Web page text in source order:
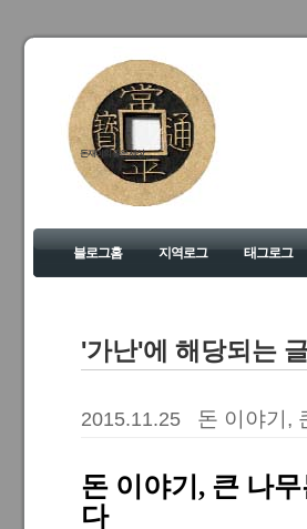
돈재미의 좋은 세상
블로그홈 지역로그 태그로그
'가난'에 해당되는
2015.11.25 돈 이야기,
돈 이야기, 큰 나
다